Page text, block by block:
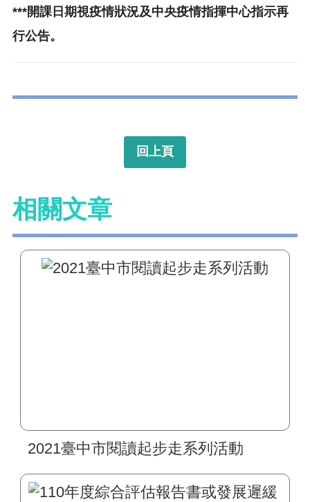
***開課日期視疫情狀況及中央疫情指揮中心指示再
行公告。
回上頁
相關文章
2021臺中市閱讀起步走系列活動